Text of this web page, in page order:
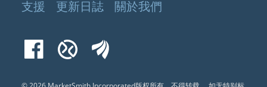
支援
更新日誌 關於我們
FacebookXueqiu